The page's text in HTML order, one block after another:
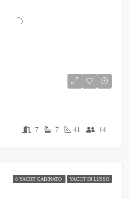
7 7 41 14
8 YACHT CABINATO YACHT DI LUSSO